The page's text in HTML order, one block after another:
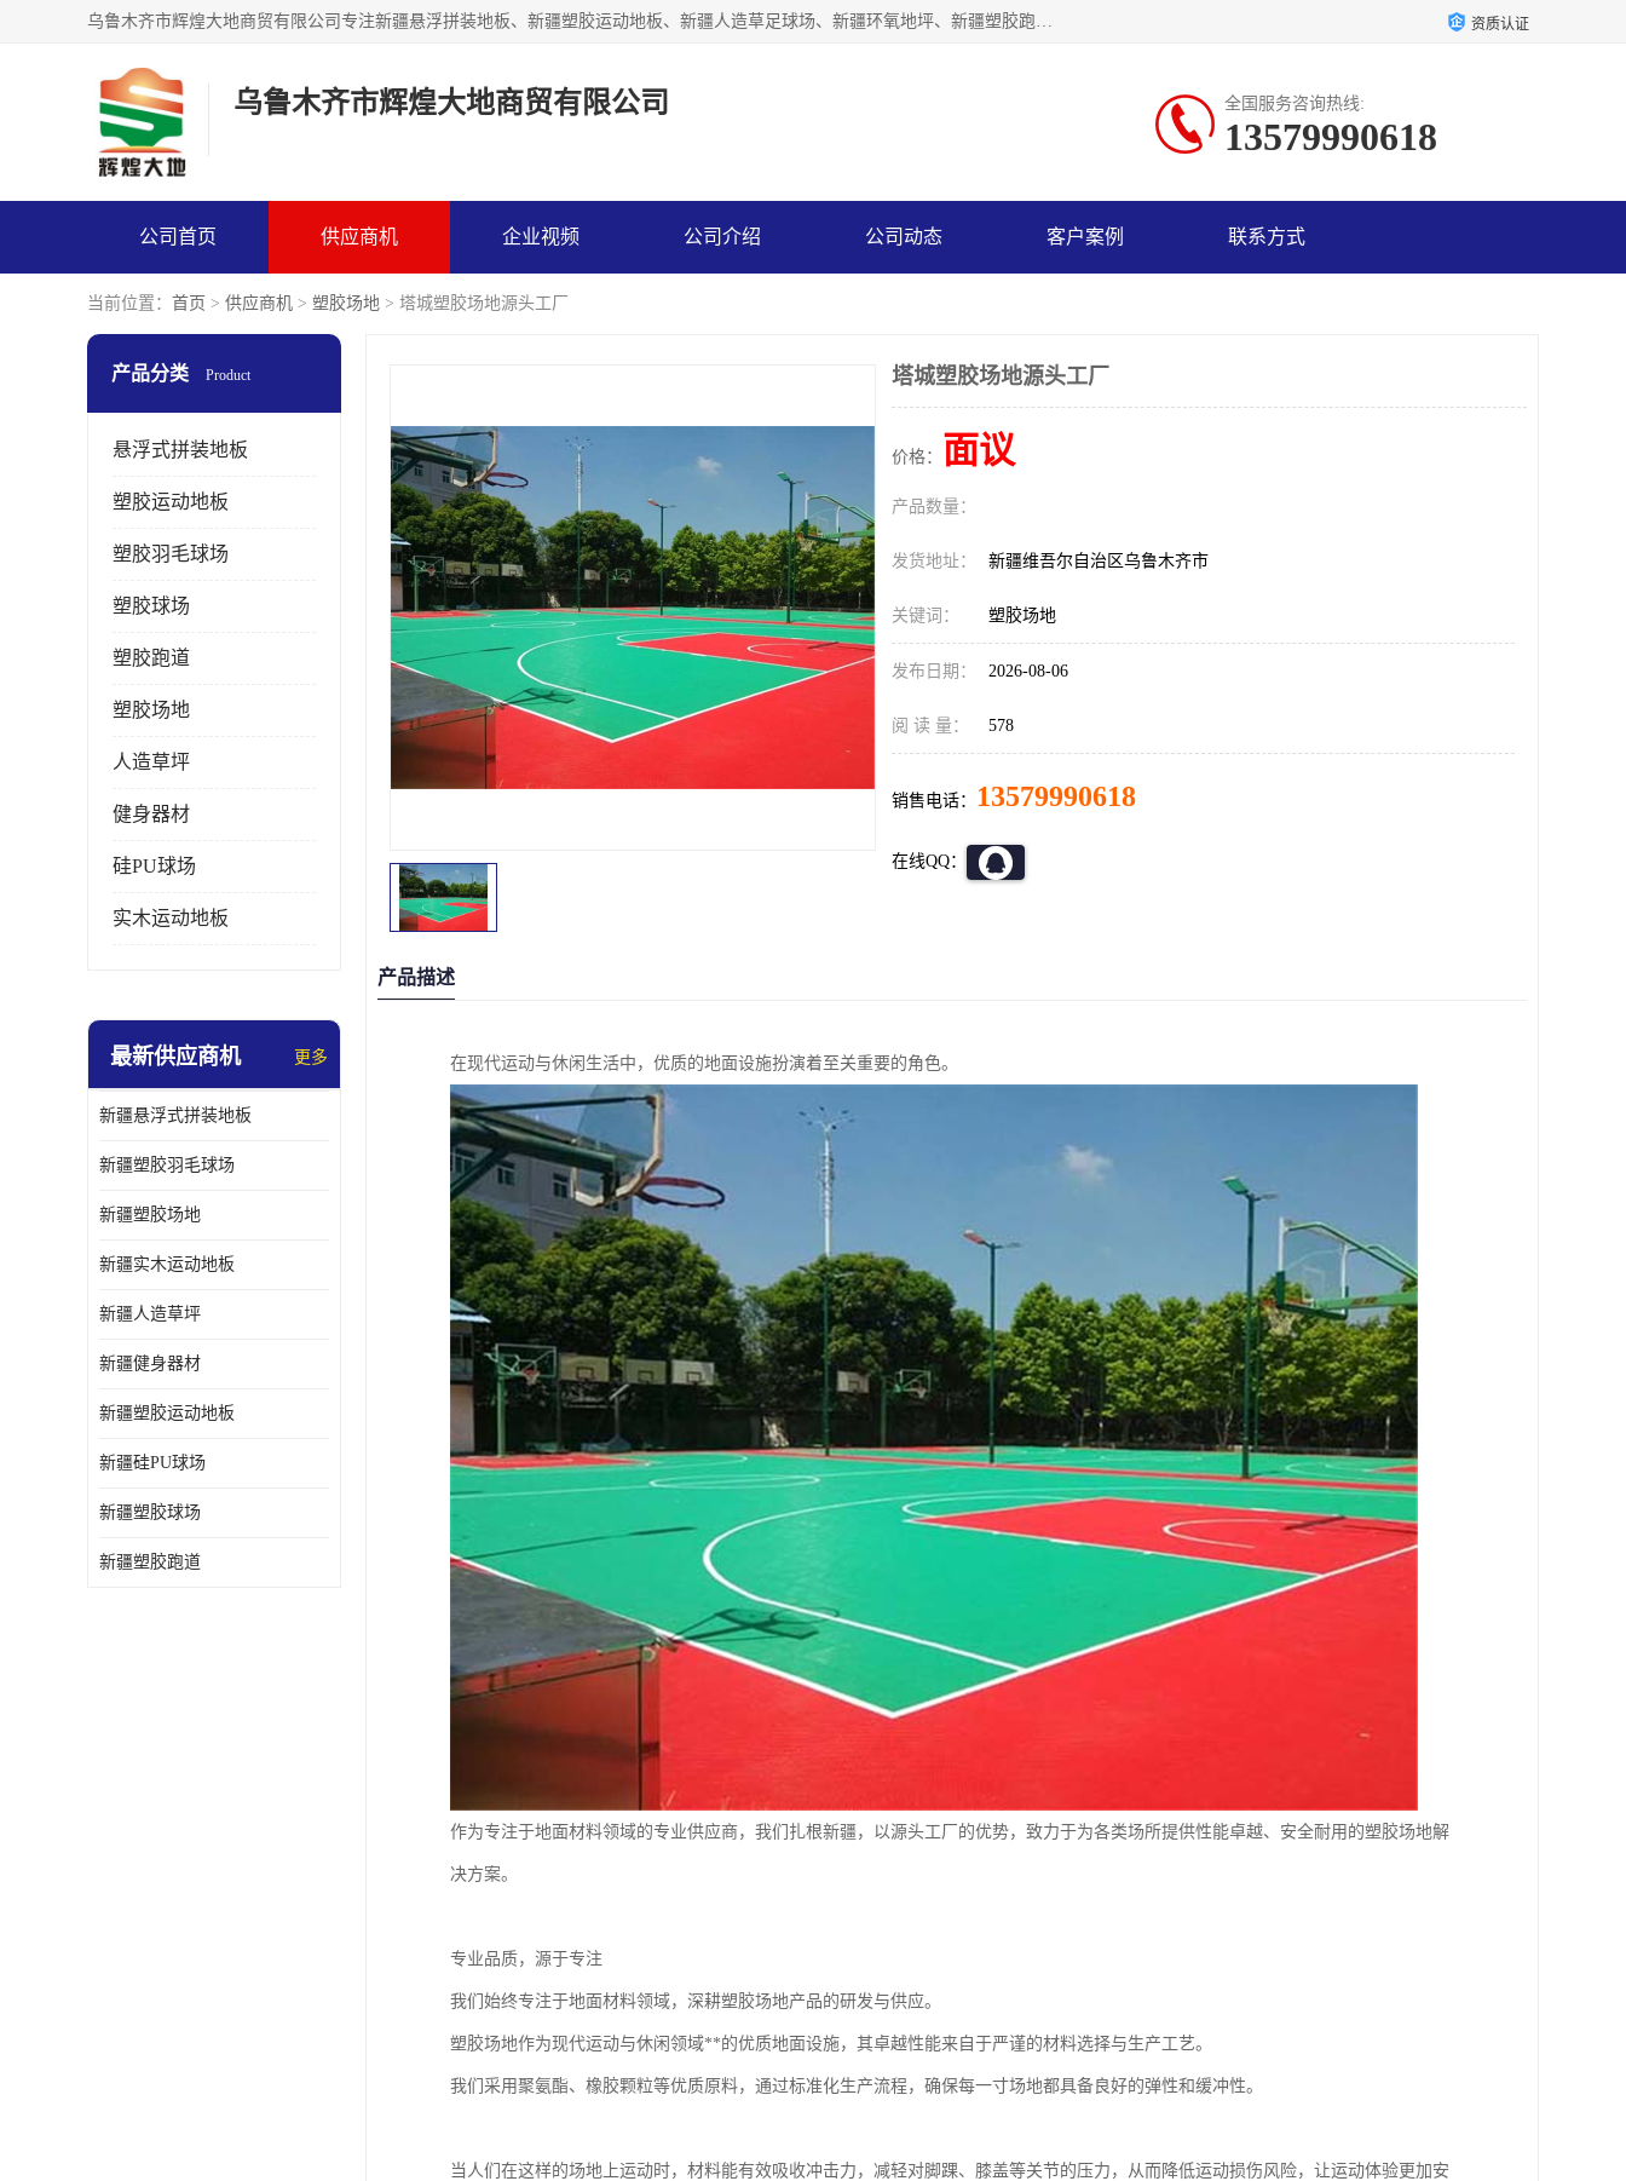
乌鲁木齐市辉煌大地商贸有限公司专注新疆悬浮拼装地板、新疆塑胶运动地板、新疆人造草足球场、新疆环氧地坪、新疆塑胶跑道、新疆舞蹈地板的地面材料供应商。质量优，价格佳，欢迎咨询。 资质认证
乌鲁木齐市辉煌大地商贸有限公司 全国服务咨询热线:
13579990618
公司首页 供应商机 企业视频 公司介绍 公司动态 客户案例 联系方式
当前位置： 首页 > 供应商机 > 塑胶场地 > 塔城塑胶场地源头工厂
产品分类 Product
悬浮式拼装地板
塑胶运动地板
塑胶羽毛球场
塑胶球场
塑胶跑道
塑胶场地
人造草坪
健身器材
硅PU球场
实木运动地板
最新供应商机 更多
新疆悬浮式拼装地板
新疆塑胶羽毛球场
新疆塑胶场地
新疆实木运动地板
新疆人造草坪
新疆健身器材
新疆塑胶运动地板
新疆硅PU球场
新疆塑胶球场
新疆塑胶跑道
塔城塑胶场地源头工厂
价格： 面议
产品数量：
发货地址： 新疆维吾尔自治区乌鲁木齐市
关键词： 塑胶场地
发布日期： 2026-08-06
阅 读 量： 578
销售电话： 13579990618
在线QQ：
产品描述
在现代运动与休闲生活中，优质的地面设施扮演着至关重要的角色。
作为专注于地面材料领域的专业供应商，我们扎根新疆，以源头工厂的优势，致力于为各类场所提供性能卓越、安全耐用的塑胶场地解
决方案。
专业品质，源于专注
我们始终专注于地面材料领域，深耕塑胶场地产品的研发与供应。
塑胶场地作为现代运动与休闲领域**的优质地面设施，其卓越性能来自于严谨的材料选择与生产工艺。
我们采用聚氨酯、橡胶颗粒等优质原料，通过标准化生产流程，确保每一寸场地都具备良好的弹性和缓冲性。
当人们在这样的场地上运动时，材料能有效吸收冲击力，减轻对脚踝、膝盖等关节的压力，从而降低运动损伤风险，让运动体验更加安